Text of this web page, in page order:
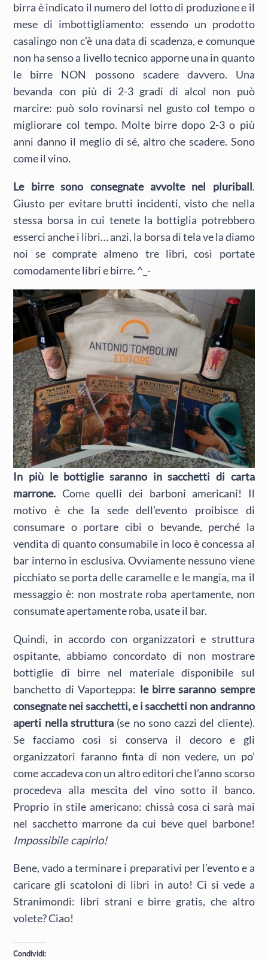
birra è indicato il numero del lotto di produzione e il
mese di imbottigliamento: essendo un prodotto
casalingo non c’è una data di scadenza, e comunque
non ha senso a livello tecnico apporne una in quanto
le birre NON possono scadere davvero. Una
bevanda con più di 2-3 gradi di alcol non può
marcire: può solo rovinarsi nel gusto col tempo o
migliorare col tempo. Molte birre dopo 2-3 o più
anni danno il meglio di sé, altro che scadere. Sono
come il vino.
Le birre sono consegnate avvolte nel pluriball.
Giusto per evitare brutti incidenti, visto che nella
stessa borsa in cui tenete la bottiglia potrebbero
esserci anche i libri… anzi, la borsa di tela ve la diamo
noi se comprate almeno tre libri, così portate
comodamente libri e birre. ^_-
In più le bottiglie saranno in sacchetti di carta
marrone. Come quelli dei barboni americani! Il
motivo è che la sede dell’evento proibisce di
consumare o portare cibi o bevande, perché la
vendita di quanto consumabile in loco è concessa al
bar interno in esclusiva. Ovviamente nessuno viene
picchiato se porta delle caramelle e le mangia, ma il
messaggio è: non mostrate roba apertamente, non
consumate apertamente roba, usate il bar.
Quindi, in accordo con organizzatori e struttura
ospitante, abbiamo concordato di non mostrare
bottiglie di birre nel materiale disponibile sul
banchetto di Vaporteppa: le birre saranno sempre
consegnate nei sacchetti, e i sacchetti non andranno
aperti nella struttura(se no sono cazzi del cliente).
Se facciamo così si conserva il decoro e gli
organizzatori faranno finta di non vedere, un po’
come accadeva con un altro editori che l’anno scorso
procedeva alla mescita del vino sotto il banco.
Proprio in stile americano: chissà cosa ci sarà mai
nel sacchetto marrone da cui beve quel barbone!
Impossibile capirlo!
Bene, vado a terminare i preparativi per l’evento e a
caricare gli scatoloni di libri in auto! Ci si vede a
Stranimondi: libri strani e birre gratis, che altro
volete? Ciao!
Condividi: